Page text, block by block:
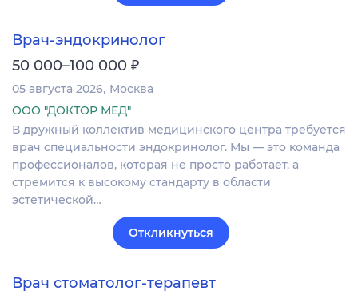
Врач-эндокринолог
50 000–100 000 ₽
05 августа 2026 Москва
ООО "ДОКТОР МЕД"
В дружный коллектив медицинского центра требуется
врач специальности эндокринолог. Мы — это команда
профессионалов, которая не просто работает, а
стремится к высокому стандарту в области
эстетической…
Откликнуться
Врач стоматолог-терапевт